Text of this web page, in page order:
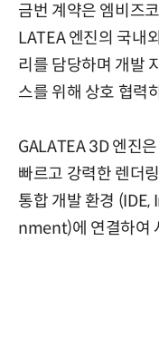
금번 계약은 엠비즈
LATEA 엔진의 국내
리를 담당하며 개발
스를 위해 상호 협력
GALATEA 3D 엔진
빠르고 강력한 렌더
통합 개발 환경
nment)에 연결하여